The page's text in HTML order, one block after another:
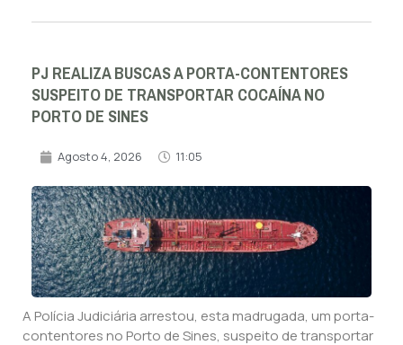
PJ REALIZA BUSCAS A PORTA-CONTENTORES
SUSPEITO DE TRANSPORTAR COCAÍNA NO
PORTO DE SINES
Agosto 4, 2026 11:05
A Polícia Judiciária arrestou, esta madrugada, um porta-
contentores no Porto de Sines, suspeito de transportar